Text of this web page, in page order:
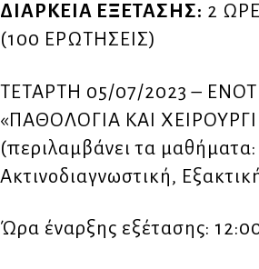
ΔΙΑΡΚΕΙΑ ΕΞΕΤΑΣΗΣ: 2
(100 ΕΡΩΤΗΣΕΙΣ)
ΤΕΤΑΡΤΗ 05/07/2023 –
«ΠΑΘΟΛΟΓΙΑ ΚΑΙ
(περιλαμβάνει τα μαθήματα:
Ακτινοδιαγνωστική,
Ώρα έναρξης εξέτασης: